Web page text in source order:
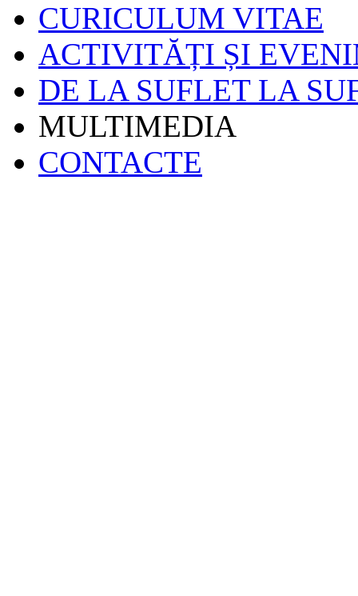
CURICULUM VITAE
ACTIVITĂȚI ȘI
DE LA SUFLET LA
MULTIMEDIA
CONTACTE